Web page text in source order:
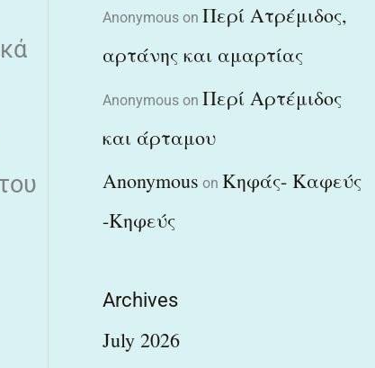
Anonymous on Περί Ατρέμιδος,
αρτάνης και αμαρτίας
Anonymous on Περί Αρτέμιδος
και άρταμου
Anonymous on Κηφάς- Καφεύς
-Κηφεύς
Archives
July 2026